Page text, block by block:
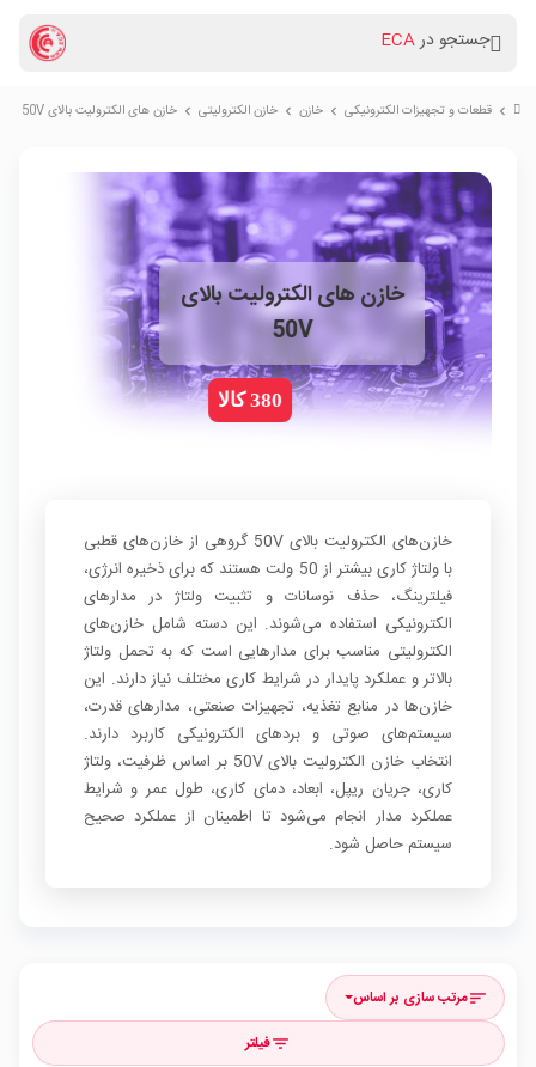
جستجو درECA
chevron_right قطعات و تجهیزات الکترونیکی chevron_right خازن chevron_right خازن الکترولیتی chevron_right خازن های الکترولیت بالای 50V
خازن های الکترولیت بالای
50V
380 کالا
خازن‌های الکترولیت بالای 50V گروهی از خازن‌های قطبی
با ولتاژ کاری بیشتر از 50 ولت هستند که برای ذخیره انرژی،
فیلترینگ، حذف نوسانات و تثبیت ولتاژ در مدارهای
الکترونیکی استفاده می‌شوند. این دسته شامل خازن‌های
الکترولیتی مناسب برای مدارهایی است که به تحمل ولتاژ
بالاتر و عملکرد پایدار در شرایط کاری مختلف نیاز دارند. این
خازن‌ها در منابع تغذیه، تجهیزات صنعتی، مدارهای قدرت،
سیستم‌های صوتی و بردهای الکترونیکی کاربرد دارند.
انتخاب خازن الکترولیت بالای 50V بر اساس ظرفیت، ولتاژ
کاری، جریان ریپل، ابعاد، دمای کاری، طول عمر و شرایط
عملکرد مدار انجام می‌شود تا اطمینان از عملکرد صحیح
سیستم حاصل شود.
sortمرتب سازی بر اساس
filter_listفیلتر